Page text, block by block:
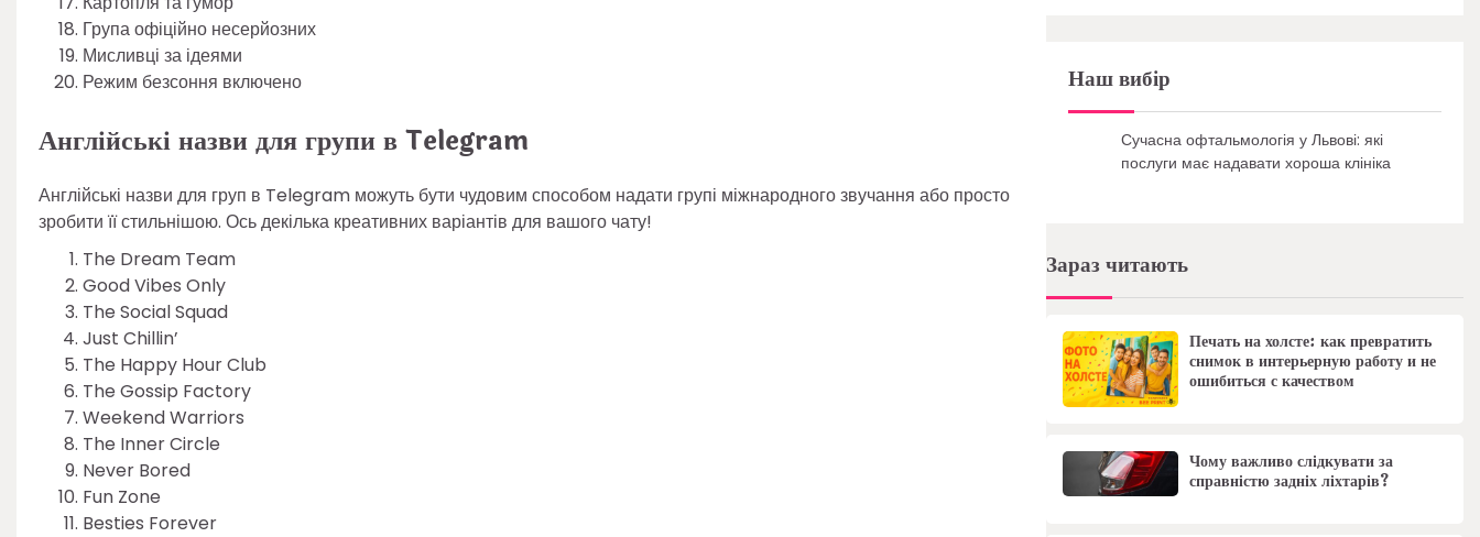
Група офіційно несерйозних
Мисливці за ідеями
Режим безсоння включено
Англійські назви для групи в Telegram
Англійські назви для груп в Telegram можуть бути чудовим способом надати групі міжнародного звучання або просто
зробити її стильнішою. Ось декілька креативних варіантів для вашого чату!
The Dream Team
Good Vibes Only
The Social Squad
Just Chillin’
The Happy Hour Club
The Gossip Factory
Weekend Warriors
The Inner Circle
Never Bored
Fun Zone
Besties Forever
Наш вибір
Сучасна офтальмологія у Львові: які
послуги має надавати хороша клініка
Зараз читають
Печать на холсте: как превратить
снимок в интерьерную работу и не
ошибиться с качеством
Чому важливо слідкувати за
справністю задніх ліхтарів?